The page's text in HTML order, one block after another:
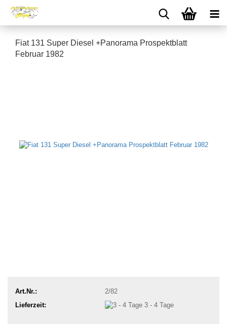
Fiat 131 Super Diesel +Panorama Prospektblatt
Februar 1982
Art.Nr.:
2/82
Lieferzeit:
3 - 4 Tage